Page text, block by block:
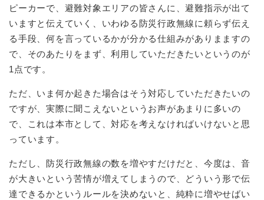
ピーカーで、避難対象エリアの皆さんに、避難指示が出て
いますと伝えていく、いわゆる防災行政無線に頼らず伝え
る手段、何を言っているかが分かる仕組みがありまますの
で、そのあたりをまず、利用していただきたいというのが
1点です。
ただ、いま何か起きた場合はそう対応していただきたいの
ですが、実際に聞こえないというお声があまりに多いの
で、これは本市として、対応を考えなければいけないと思
っています。
ただし、防災行政無線の数を増やすだけだと、今度は、音
が大きいという苦情が増えてしまうので、どういう形で伝
達できるかというルールを決めないと、純粋に増やせばい